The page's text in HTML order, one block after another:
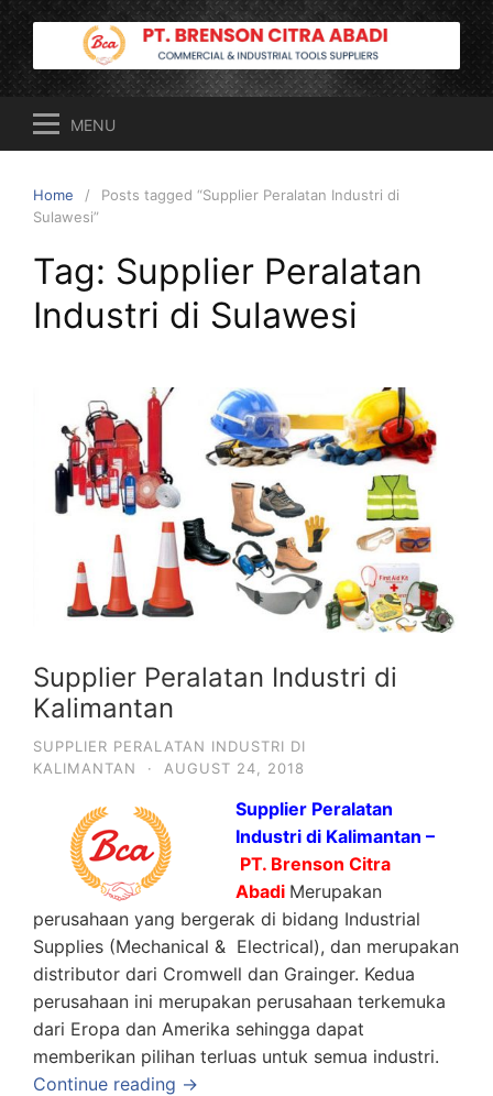
Skip
to
content
MENU
Home
Posts tagged “Supplier Peralatan Industri di
Sulawesi”
Tag: Supplier Peralatan
Industri di Sulawesi
Supplier Peralatan Industri di
Kalimantan
SUPPLIER PERALATAN INDUSTRI DI
KALIMANTAN
· AUGUST 24, 2018
Supplier Peralatan
Industri di Kalimantan –
PT. Brenson Citra
Abadi Merupakan
perusahaan yang bergerak di bidang Industrial
Supplies (Mechanical & Electrical), dan merupakan
distributor dari Cromwell dan Grainger. Kedua
perusahaan ini merupakan perusahaan terkemuka
dari Eropa dan Amerika sehingga dapat
memberikan pilihan terluas untuk semua industri.
Continue reading →